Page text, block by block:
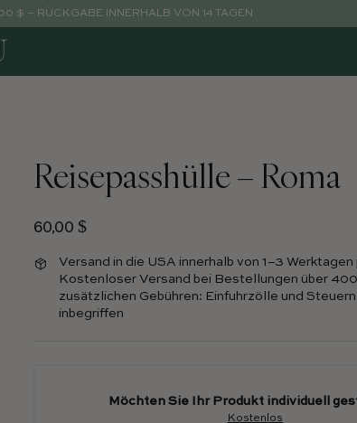
$ – RÜCKGABE INNERHALB VON 14 TAGEN
Reisepasshülle – Roma
Normalpreis
60,00 $
Versand in die USA innerhalb von 1–3 Werktagen
Kostenloser Versand bei Bestellungen über
zusätzlichen Gebühren: Einfuhrzölle und Steuern
inbegriffen
Möchten Sie Ihr Produkt individuell
Kostenlos